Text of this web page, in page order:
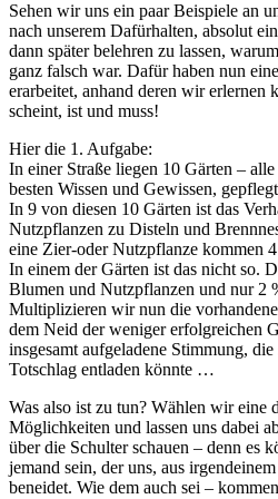
Sehen wir uns ein paar Beispiele an
nach unserem Dafürhalten, absolut
dann später belehren zu lassen,
ganz falsch war. Dafür haben nun
erarbeitet, anhand deren wir erlernen
scheint, ist und muss!
Hier die 1. Aufgabe:
In einer Straße liegen 10 Gärten –
besten Wissen und Gewissen,
In 9 von diesen 10 Gärten ist das
Nutzpflanzen zu Disteln und
eine Zier-oder Nutzpflanze kommen
In einem der Gärten ist das nicht so.
Blumen und Nutzpflanzen und nur 2
Multiplizieren wir nun die
dem Neid der weniger erfolgreichen
insgesamt aufgeladene Stimmung,
Totschlag entladen könnte …
Was also ist zu tun? Wählen wir eine
Möglichkeiten und lassen uns dabei
über die Schulter schauen – denn es
jemand sein, der uns, aus
beneidet. Wie dem auch sei –